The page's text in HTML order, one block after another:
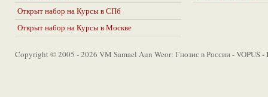
Открыт набор на Курсы в СПб
Открыт набор на Курсы в Москве
Copyright © 2005 - 2026 VM Samael Aun Weor: Гнозис в России - VOPUS -